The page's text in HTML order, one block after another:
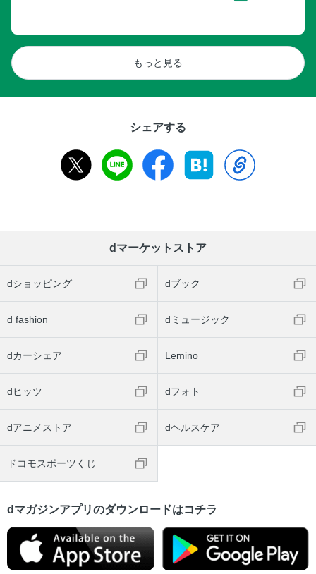
もっと見る
シェアする
dマーケットストア
dショッピング dブック
d fashion dミュージック
dカーシェア Lemino
dヒッツ dフォト
dアニメストア dヘルスケア
ドコモスポーツくじ
dマガジンアプリのダウンロードはコチラ